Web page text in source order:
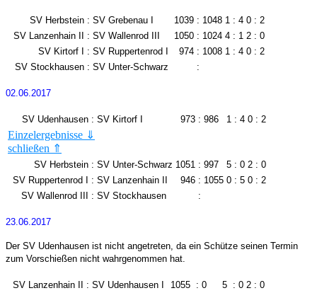
SV Herbstein : SV Grebenau I 1039 : 1048 1 : 4 0 : 2
SV Lanzenhain II
: SV Wallenrod III 1050 : 1024 4 : 1 2 : 0
SV Kirtorf I
: SV Ruppertenrod I 974 : 1008 1 : 4 0 : 2
SV Stockhausen : SV Unter-Schwarz :
02.06.2017
SV Udenhausen : SV Kirtorf I 973 : 986 1 : 4 0 : 2
Björn Möller
Sascha Stieler
242 Holger Janich
249
Steffen Krug
240 Axel Jost
247
Wolfgang Dörr
237 Maria Strangmeyer 239
Einzelergebnisse ⇓
schließen ⇑
SV Herbstein : SV Unter-Schwarz 1051 : 997 5 : 0 2 : 0
SV Ruppertenrod I
: SV Lanzenhain II 946 : 1055 0 : 5 0 : 2
SV Wallenrod III
: SV Stockhausen :
23.06.2017
Der SV Udenhausen ist nicht angetreten, da ein Schütze seinen Termin
zum Vorschießen nicht wahrgenommen hat.
SV Lanzenhain II : SV Udenhausen I 1055 : 0 5 : 0 2 : 0